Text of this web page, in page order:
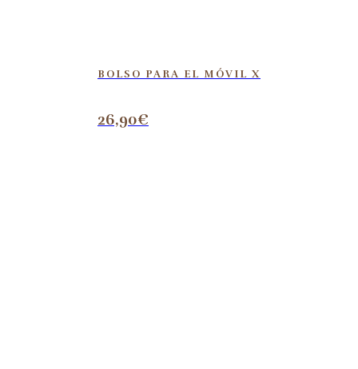
BOLSO PARA EL MÓVIL X
26,90€